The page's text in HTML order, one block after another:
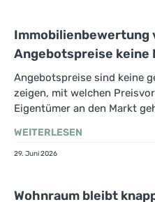
Immobilienbewertung
Angebotspreise keine
Angebotspreise sind keine
zeigen, mit welchen
Eigentümer an den Markt
WEITERLESEN
29. Juni 2026
Wohnraum bleibt